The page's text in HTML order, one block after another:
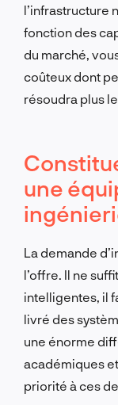
l’infrastructure
fonction des
du marché,
coûteux dont
résoudra plus
une
La demande
l’offre. Il ne
intelligentes, il
livré des
une énorme
académiques
priorité à ces